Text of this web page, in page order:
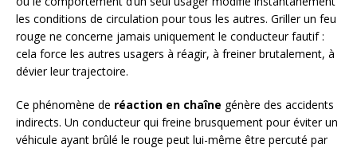
les conditions de circulation pour tous les autres. Griller un feu
rouge ne concerne jamais uniquement le conducteur fautif :
cela force les autres usagers à réagir, à freiner brutalement, à
dévier leur trajectoire.
Ce phénomène de réaction en chaîne génère des accidents
indirects. Un conducteur qui freine brusquement pour éviter un
véhicule ayant brûlé le rouge peut lui-même être percuté par